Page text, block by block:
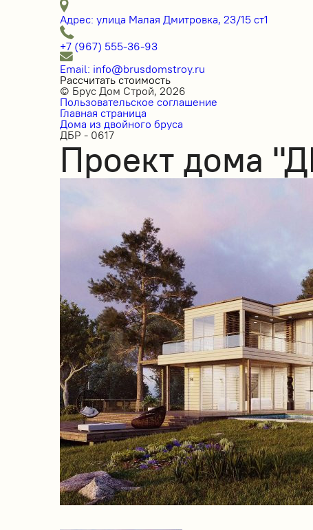
Адрес: улица Малая Дмитровка, 23/15 ст1
+7 (967) 555-36-93
Email: info@brusdomstroy.ru
Рассчитать стоимость
© Брус Дом Строй, 2026
Пользовательское соглашение
Главная страница
Дома из двойного бруса
ДБР - 0617
Проект дома